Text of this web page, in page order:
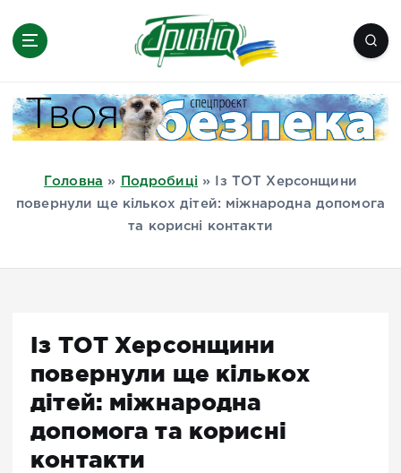
Миколаїв, Одеса, Мелітополь
Головна » Подробиці »
Із ТОТ Херсонщини
повернули ще кількох дітей: міжнародна допомога
та корисні контакти
Із ТОТ Херсонщини
повернули ще кількох
дітей: міжнародна
допомога та корисні
контакти